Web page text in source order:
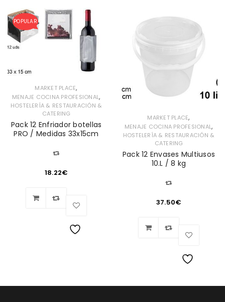
POPULAR
MARKET PLACE,
MENAJE COCINA PROFESIONAL,
HOSTELERÍA & RESTAURACIÓN &
CATERING
Pack 12 Enfriador botellas
PRO / Medidas 33x15cm
18.22€
deseos
MARKET PLACE,
MENAJE COCINA PROFESIONAL,
HOSTELERÍA & RESTAURACIÓN &
CATERING
Pack 12 Envases Multiusos
10.L / 8 kg
37.50€